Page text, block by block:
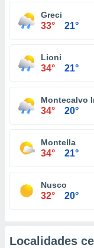
Greci
33° 21°
Lioni
34° 21°
Montecalvo
34° 20°
Montella
34° 21°
Nusco
32° 20°
Localidades